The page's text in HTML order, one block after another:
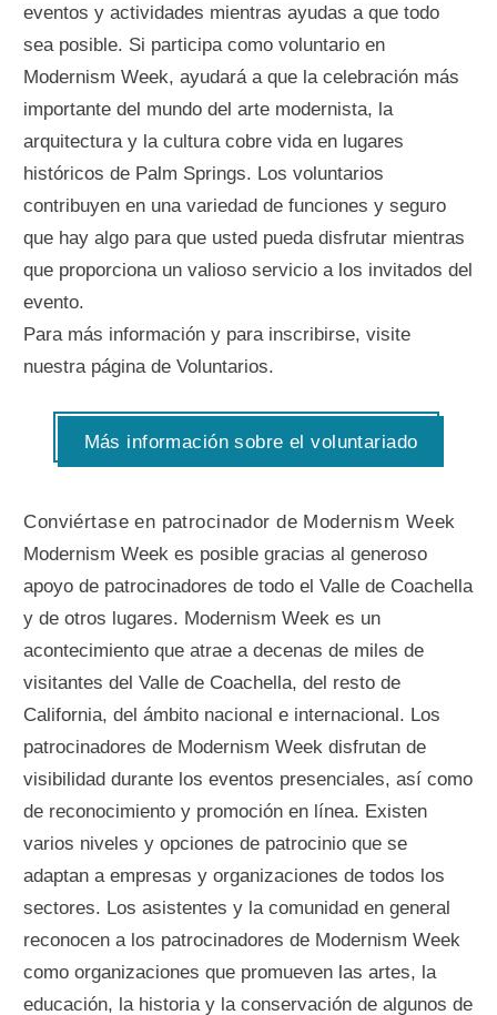
eventos y actividades mientras ayudas a que todo
sea posible. Si participa como voluntario en
Modernism Week, ayudará a que la celebración más
importante del mundo del arte modernista, la
arquitectura y la cultura cobre vida en lugares
históricos de Palm Springs. Los voluntarios
contribuyen en una variedad de funciones y seguro
que hay algo para que usted pueda disfrutar mientras
que proporciona un valioso servicio a los invitados del
evento.
Para más información y para inscribirse, visite
nuestra página de Voluntarios.
Más información sobre el voluntariado
Conviértase en patrocinador de Modernism Week
Modernism Week es posible gracias al generoso
apoyo de patrocinadores de todo el Valle de Coachella
y de otros lugares. Modernism Week es un
acontecimiento que atrae a decenas de miles de
visitantes del Valle de Coachella, del resto de
California, del ámbito nacional e internacional. Los
patrocinadores de Modernism Week disfrutan de
visibilidad durante los eventos presenciales, así como
de reconocimiento y promoción en línea. Existen
varios niveles y opciones de patrocinio que se
adaptan a empresas y organizaciones de todos los
sectores. Los asistentes y la comunidad en general
reconocen a los patrocinadores de Modernism Week
como organizaciones que promueven las artes, la
educación, la historia y la conservación de algunos de